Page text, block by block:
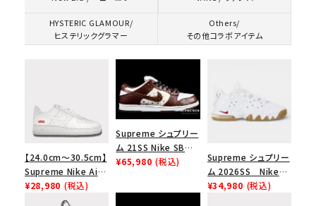
HYSTERIC GLAMOUR/
ヒステリックグラマー
Others/
その他コラボアイテム
【24.0cm～30.5cm】
Supreme Nike Air
Force 1 Low シュプ
リーム ナイキエアフォ
¥28,980 (税込)
Supreme シュプリー
ム 21SS Nike SB
Dunk Low ナイキSB
¥65,980 (税込)
Supreme シュプリー
ム 2026SS Nike
SB Air Max 2 CB 94
¥34,980 (税込)